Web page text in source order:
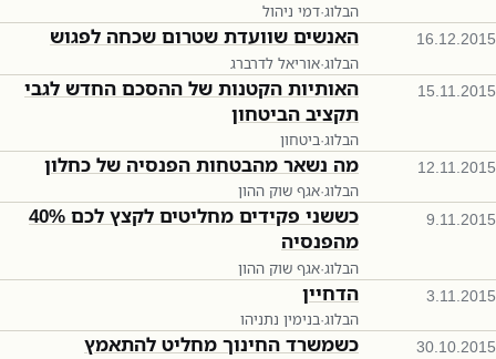
הבלוג·דמי ניהול
16.12.2015 האנשים שוועדת שטרום שכחה לפגוש
הבלוג·אוריאל לדרברג
15.11.2015
האותיות הקטנות של ההסכם החדש לגבי
תקציב הביטחון
הבלוג·ביטחון
12.11.2015 מה נשאר מהבטחות הפנסיה של כחלון
הבלוג·אגף שוק ההון
9.11.2015
כששני פקידים מחליטים לקצץ לכם 40%
מהפנסיה
הבלוג·אגף שוק ההון
3.11.2015 הדחיין
הבלוג·בנימין נתניהו
30.10.2015 כשמשרד החינוך מחליט להתאמץ